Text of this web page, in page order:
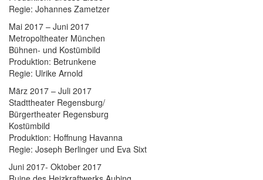
Regie: Johannes Zametzer
Mai 2017 – Juni 2017
Metropoltheater München
Bühnen- und Kostümbild
Produktion: Betrunkene
Regie: Ulrike Arnold
März 2017 – Juli 2017
Stadttheater Regensburg/
Bürgertheater Regensburg
Kostümbild
Produktion: Hoffnung Havanna
Regie: Joseph Berlinger und Eva Sixt
Juni 2017- Oktober 2017